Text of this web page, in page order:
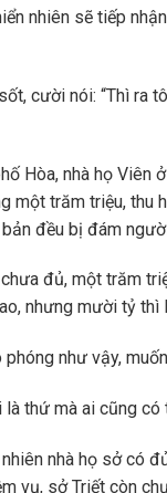
nhiên sẽ tiếp
cười nói: “Thì ra
Hòa, nhà họ Viên
một trăm triệu, thu
đều bị đám
đủ, một trăm
nhưng mười tỷ thì
như vậy,
thứ mà ai cũng có
nhà họ sở có
vụ, sở Triết còn